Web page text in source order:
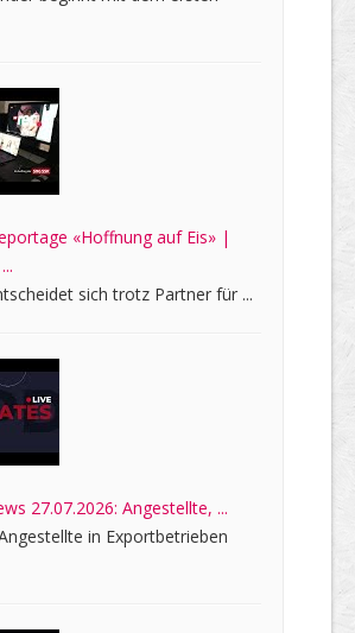
«Hoffnung auf Eis» |
sich trotz Partner für ...
27.07.2026: Angestellte, ...
in Exportbetrieben